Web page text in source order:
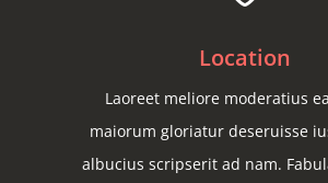
Location
Laoreet meliore moderatius
maiorum gloriatur deseruisse
albucius scripserit ad nam.